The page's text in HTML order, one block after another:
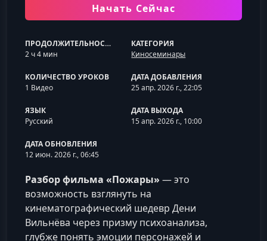
Начать Сейчас
ПРОДОЛЖИТЕЛЬНОСТЬ
2 ч 4 мин
КАТЕГОРИЯ
Киносеминары
КОЛИЧЕСТВО УРОКОВ
1 Видео
ДАТА ДОБАВЛЕНИЯ
25 апр. 2026 г., 22:05
ЯЗЫК
Русский
ДАТА ВЫХОДА
15 апр. 2026 г., 10:00
ДАТА ОБНОВЛЕНИЯ
12 июн. 2026 г., 06:45
Разбор фильма «Пожары» — это
возможность взглянуть на
кинематографический шедевр Дени
Вильнёва через призму психоанализа,
глубже понять эмоции персонажей и